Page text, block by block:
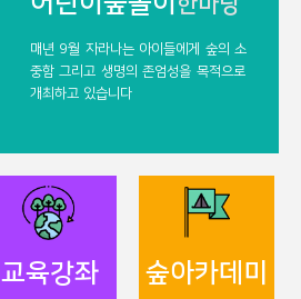
매년 9월 자라나는 아이들에게 숲의 소
중함 그리고 생명의 존엄성을 목적으로
개최하고 있습니다
교육강좌 숲아카데미